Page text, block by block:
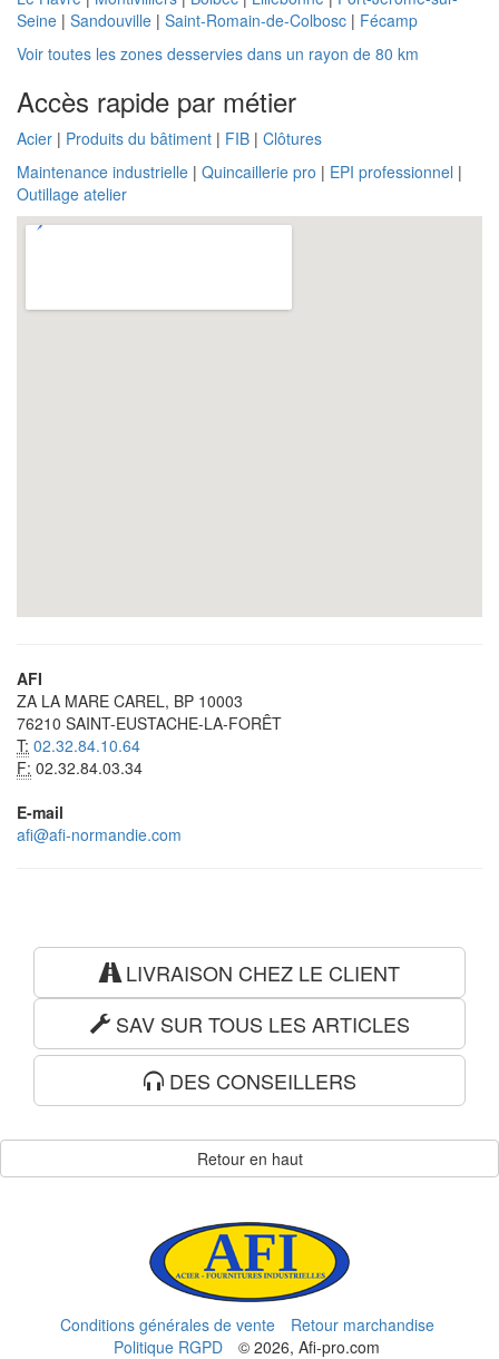
Seine | Sandouville | Saint-Romain-de-Colbosc | Fécamp
Voir toutes les zones desservies dans un rayon de 80 km
Accès rapide par métier
Acier | Produits du bâtiment | FIB | Clôtures
Maintenance industrielle | Quincaillerie pro | EPI professionnel |
Outillage atelier
AFI
ZA LA MARE CAREL, BP 10003
76210 SAINT-EUSTACHE-LA-FORÊT
T: 02.32.84.10.64
F: 02.32.84.03.34
E-mail
afi@afi-normandie.com
LIVRAISON CHEZ LE CLIENT
SAV SUR TOUS LES ARTICLES
DES CONSEILLERS
Retour en haut
Conditions générales de vente
Retour marchandise
Politique RGPD
© 2026, Afi-pro.com